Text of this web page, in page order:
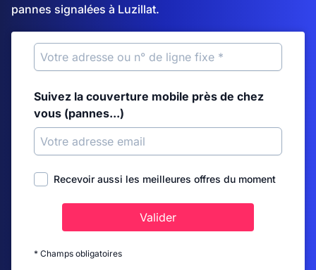
pannes signalées à Luzillat.
Suivez la couverture mobile près de chez
vous (pannes...)
Recevoir aussi les meilleures offres du moment
Valider
* Champs obligatoires